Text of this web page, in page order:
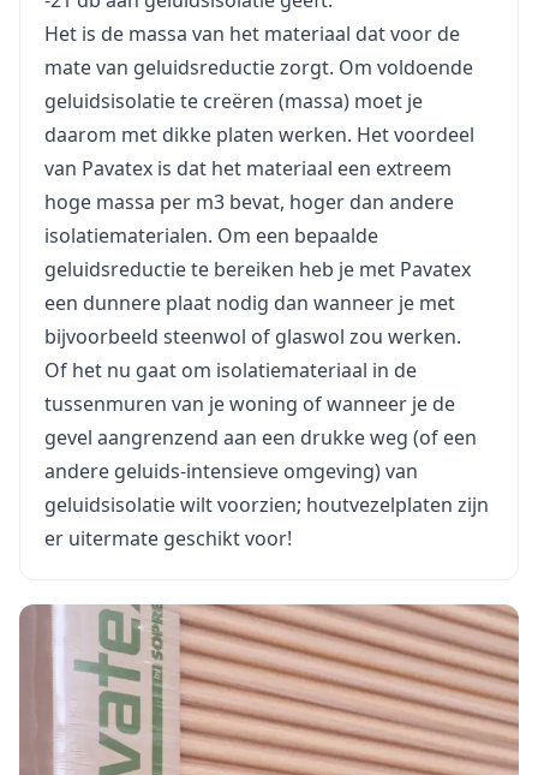
Het is de massa van het materiaal dat voor de
mate van geluidsreductie zorgt. Om voldoende
geluidsisolatie te creëren (massa) moet je
daarom met dikke platen werken. Het voordeel
van Pavatex is dat het materiaal een extreem
hoge massa per m3 bevat, hoger dan andere
isolatiematerialen. Om een bepaalde
geluidsreductie te bereiken heb je met Pavatex
een dunnere plaat nodig dan wanneer je met
bijvoorbeeld steenwol of glaswol zou werken.
Of het nu gaat om isolatiemateriaal in de
tussenmuren van je woning of wanneer je de
gevel aangrenzend aan een drukke weg (of een
andere geluids-intensieve omgeving) van
geluidsisolatie wilt voorzien; houtvezelplaten zijn
er uitermate geschikt voor!